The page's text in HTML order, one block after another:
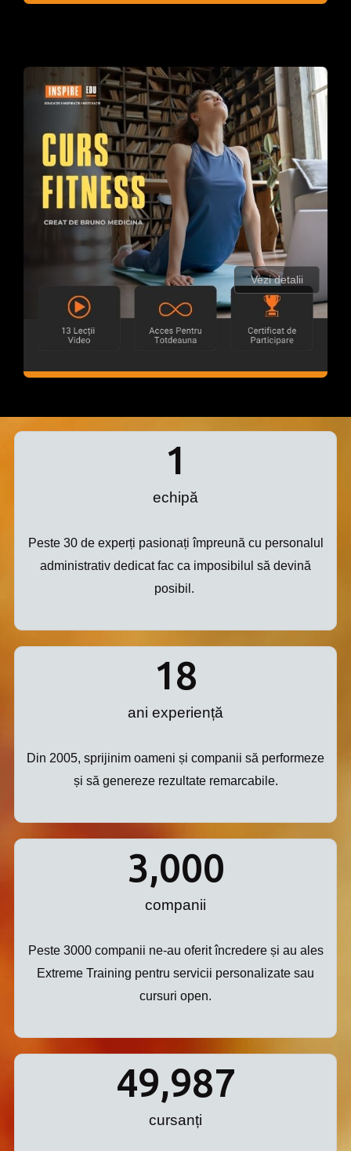
Vezi detalii
echipă
1
Peste 30 de experți pasionați împreună cu personalul
administrativ dedicat fac ca imposibilul să devină
posibil.
ani experiență
18
Din 2005, sprijinim oameni și companii să performeze
și să genereze rezultate remarcabile.
companii
3,000
Peste 3000 companii ne-au oferit încredere și au ales
Extreme Training pentru servicii personalizate sau
cursuri open.
cursanți
50,000